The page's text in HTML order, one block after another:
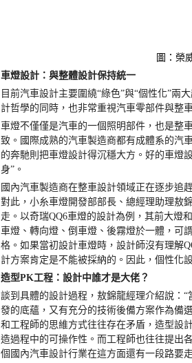
圖：榮
車燈設計：與整體設計保持統一
目前汽車設計主要圍繞“綠色”與“個性化”兩
計哲學的同時，也非常重視汽車零部件與整
車燈不僅僅是汽車的一個照明部件，也是整
致。國際成熟的汽車製造商都有成體系的汽
的奔馳則把車燈設計得沉穩大方。好的車燈
身” 。
國內汽車製造商在整車設計領域正在逐步追
對此，小糸車燈開發部部長、總經理助理敖
走。以奇瑞QQ6車燈的設計為例，其前大燈
車燈、轉向燈、倒車燈、後霧燈於一體，可
格。如果當初設計車燈時，設計師沒有理解
計方案肯定是不能被採納的。因此，個性化
造型PK工程：設計中誰才是大佬？
談到具體的設計過程，敖錦龍經理介紹說： “
發的底蘊，又有充分的技術後備方案作為備
和工程師的思維方式往往存在矛盾，造型設
造過程中的可操作性。而工程師也往往提出
個國內汽車設計行業在這方面還有一段路要走